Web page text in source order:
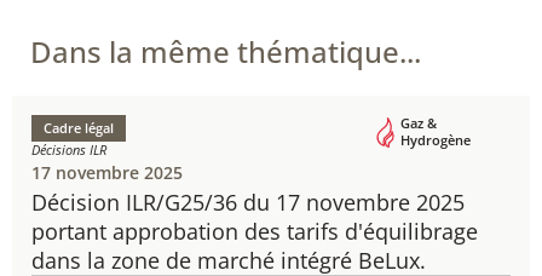
Dans la même thématique...
Décision ILR/G25/36 du 17 novembre 2025
portant approbation des tarifs d'équilibrage
dans la zone de marché intégré BeLux.
Cadre légal
Décisions ILR
Gaz &
Hydrogène
17 novembre 2025